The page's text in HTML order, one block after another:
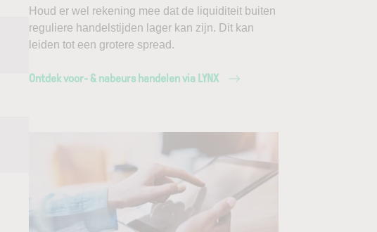
Houd er wel rekening mee dat de liquiditeit buiten
reguliere handelstijden lager kan zijn. Dit kan
leiden tot een grotere spread.
Ontdek voor- & nabeurs handelen via LYNX